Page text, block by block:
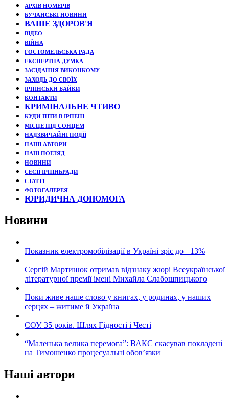
АРХІВ НОМЕРІВ
БУЧАНСЬКІ НОВИНИ
ВАШЕ ЗДОРОВ'Я
ВІДЕО
ВІЙНА
ГОСТОМЕЛЬСЬКА РАДА
ЕКСПЕРТНА ДУМКА
ЗАСІДАННЯ ВИКОНКОМУ
ЗАХОДЬ ДО СВОЇХ
ІРПІНСЬКИ БАЙКИ
КОНТАКТИ
КРИМІНАЛЬНЕ ЧТИВО
КУДИ ПІТИ В ІРПЕНІ
МІСЦЕ ПІД СОНЦЕМ
НАДЗВИЧАЙНІ ПОДЇЇ
НАШІ АВТОРИ
НАШ ПОГЛЯД
НОВИНИ
СЕСІЇ ІРПІНЬРАДИ
СТАТТІ
ФОТОГАЛЕРЕЯ
ЮРИДИЧНА ДОПОМОГА
Новини
Показник електромобілізації в Україні зріс до +13%
Сергій Мартинюк отримав відзнаку жюрі Всеукраїнської
літературної премії імені Михайла Слабошпицького
Поки живе наше слово у книгах, у родинах, у наших
серцях – житиме й Україна
СОУ. 35 років. Шлях Гідності і Честі
“Маленька велика перемога”: ВАКС скасував покладені
на Тимошенко процесуальні обов’язки
Наші автори